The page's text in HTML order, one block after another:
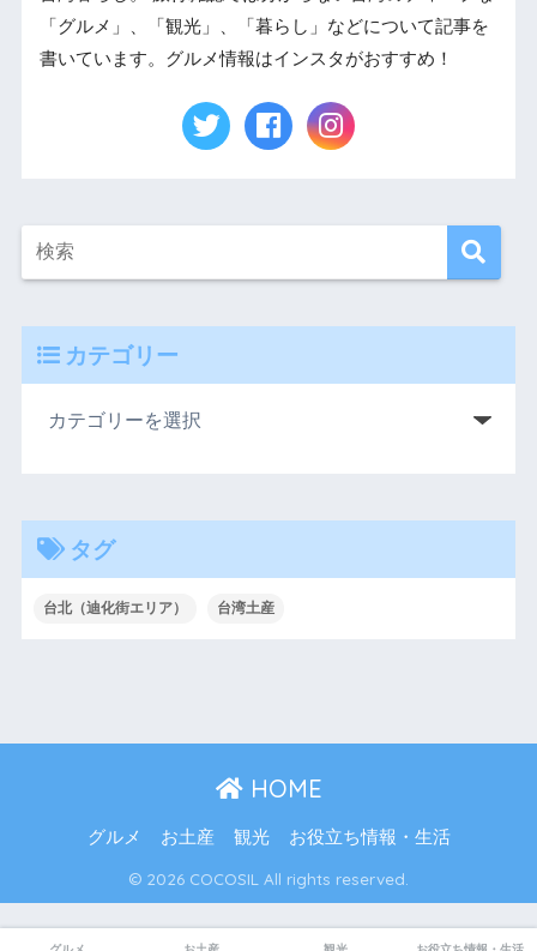
「グルメ」、「観光」、「暮らし」などについて記事を
書いています。グルメ情報はインスタがおすすめ！
カテゴリー
タグ
台北（迪化街エリア） 台湾土産
HOME
グルメ お土産 観光 お役立ち情報・生活
© 2026 COCOSIL All rights reserved.